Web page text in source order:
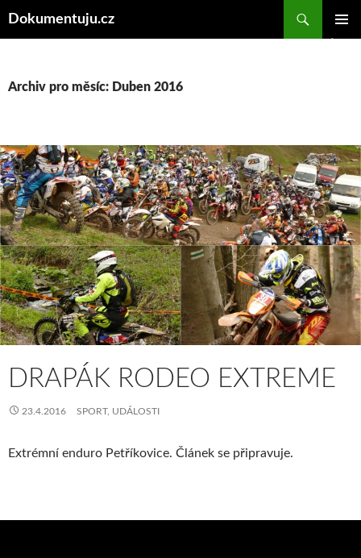
Dokumentuju.cz
WEBU
Archiv pro měsíc: Duben 2016
DRAPÁK RODEO EXTREME
23.4.2016 SPORT, UDÁLOSTI
Extrémní enduro Petříkovice. Článek se připravuje.